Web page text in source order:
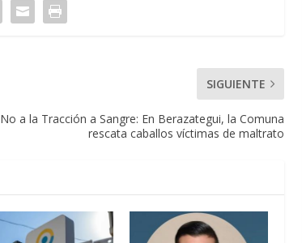
SIGUIENTE
No a la Tracción a Sangre: En Berazategui, la Comuna
rescata caballos víctimas de maltrato